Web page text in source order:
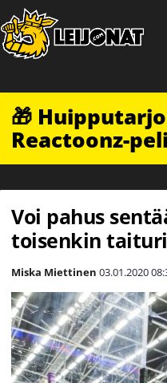
🎁
Reactoonz-
Voi pahus
toisenkin
Miska Miettinen 03.01.2020